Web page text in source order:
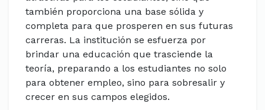
también proporciona una base sólida y
completa para que prosperen en sus futuras
carreras. La institución se esfuerza por
brindar una educación que trasciende la
teoría, preparando a los estudiantes no solo
para obtener empleo, sino para sobresalir y
crecer en sus campos elegidos.